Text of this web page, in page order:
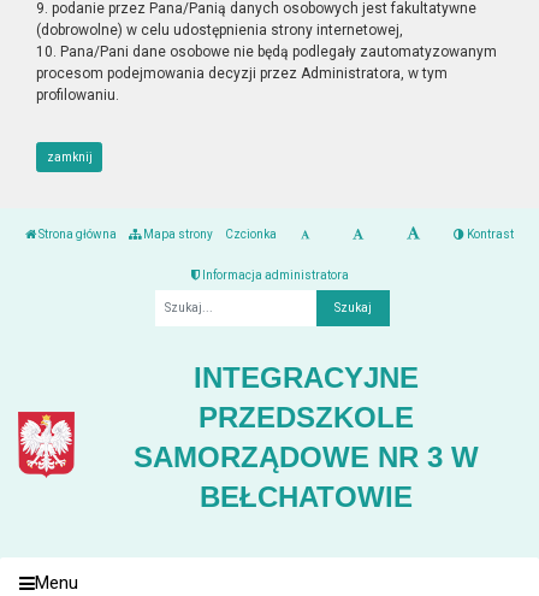
9. podanie przez Pana/Panią danych osobowych jest fakultatywne
(dobrowolne) w celu udostępnienia strony internetowej,
10. Pana/Pani dane osobowe nie będą podlegały zautomatyzowanym
procesom podejmowania decyzji przez Administratora, w tym
profilowaniu.
zamknij
Strona główna Mapa strony Czcionka Kontrast
Informacja administratora
INTEGRACYJNE
PRZEDSZKOLE
SAMORZĄDOWE NR 3 W
BEŁCHATOWIE
Menu